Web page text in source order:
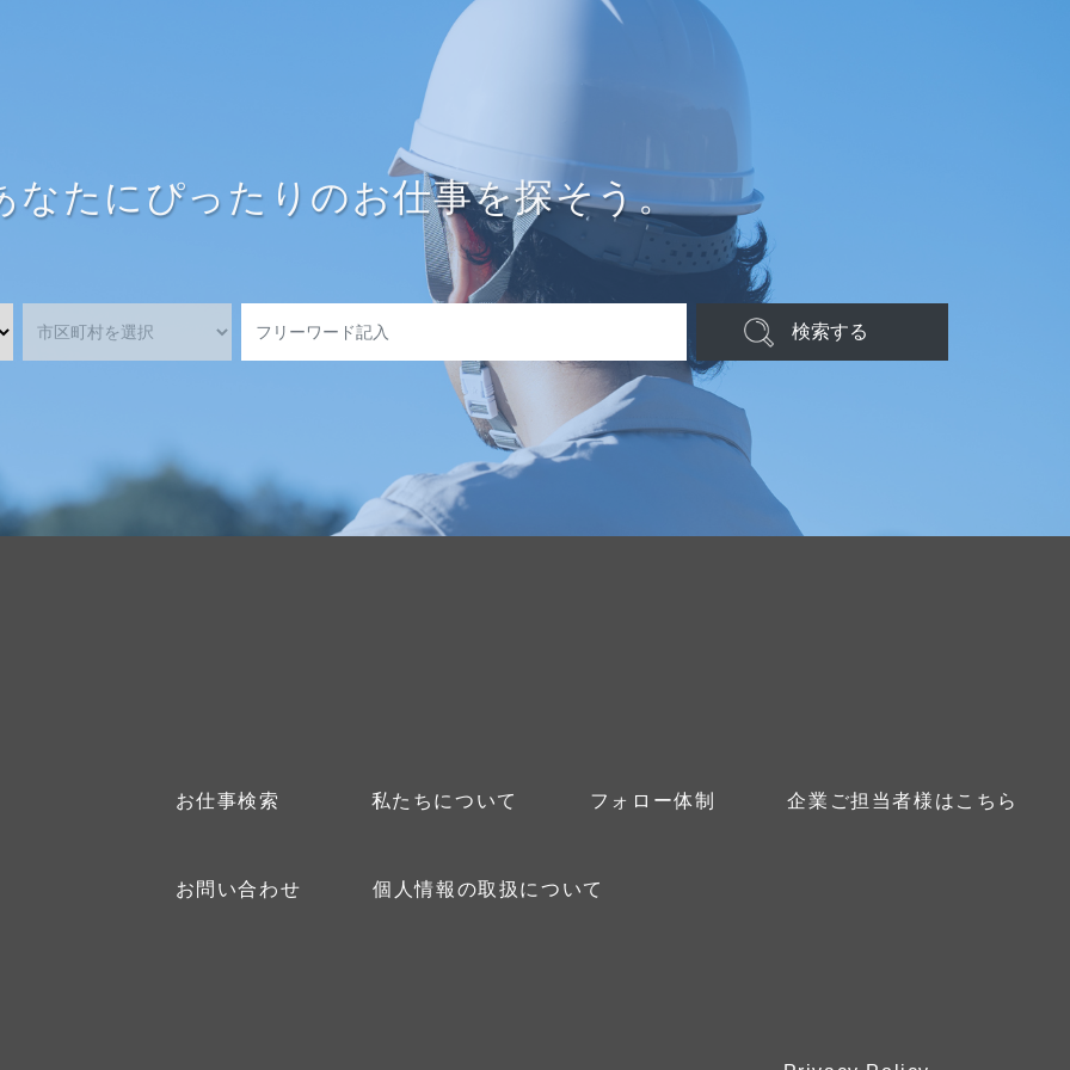
なたにぴったりのお仕事を探そう。
検索する
お仕事検索 私たちについて フォロー体制 企業ご担当者様はこちら
お問い合わせ 個人情報の取扱について